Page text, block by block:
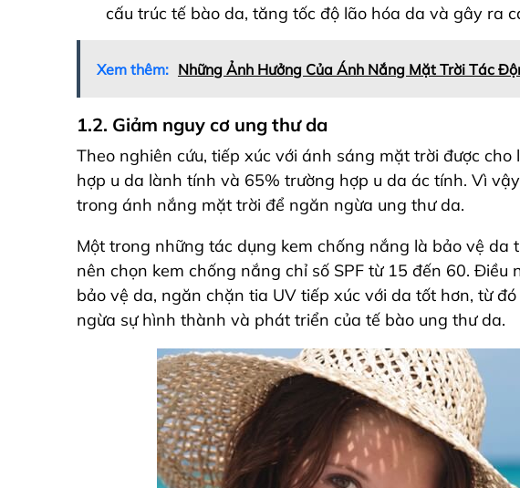
cấu trúc tế bào da, tăng tốc độ lão hóa da và gây ra
Xem thêm: Những Ảnh Hưởng Của Ánh Nắng Mặt Trời Tác
1.2. Giảm nguy cơ ung thư da
Theo nghiên cứu, tiếp xúc với ánh sáng mặt trời được
hợp u da lành tính và 65% trường hợp u da ác tính. Vì
trong ánh nắng mặt trời để ngăn ngừa ung thư da.
Một trong những tác dụng kem chống nắng là bảo vệ da
nên chọn kem chống nắng chỉ số SPF từ 15 đến 60. Điều
bảo vệ da, ngăn chặn tia UV tiếp xúc với da tốt hơn, từ
ngừa sự hình thành và phát triển của tế bào ung thư da.